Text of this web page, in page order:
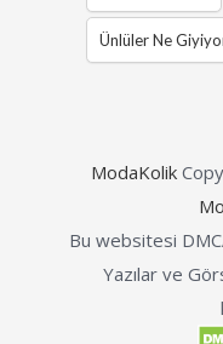
Ünlüler Ne
ModaKolik
Bu websitesi
Yazılar ve